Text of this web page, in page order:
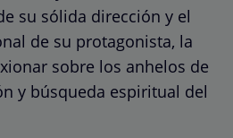
su sólida dirección y el
de su protagonista, la
sobre los anhelos de
y búsqueda espiritual del